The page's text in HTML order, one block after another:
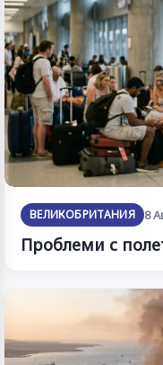
ВЕЛИКОБРИТАНИЯ 8
Проблеми с